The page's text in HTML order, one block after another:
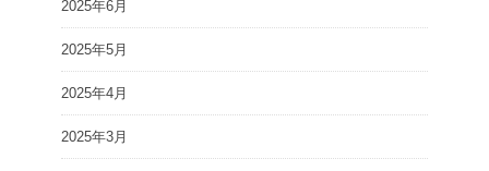
2025年6月
2025年5月
2025年4月
2025年3月